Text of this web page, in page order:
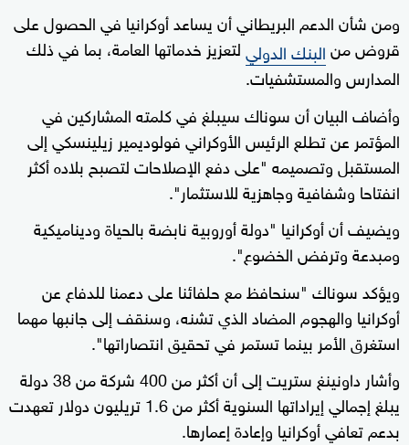
ومن شأن الدعم البريطاني أن يساعد أوكرانيا في الحصول على
قروض منالبنك الدوليلتعزيز خدماتها العامة، بما في ذلك
المدارس والمستشفيات.
وأضاف البيان أن سوناك سيبلغ في كلمته المشاركين في
المؤتمر عن تطلع الرئيس الأوكراني فولوديمير زيلينسكي إلى
المستقبل وتصميمه "على دفع الإصلاحات لتصبح بلاده أكثر
انفتاحا وشفافية وجاهزية للاستثمار".
ويضيف أن أوكرانيا "دولة أوروبية نابضة بالحياة وديناميكية
ومبدعة وترفض الخضوع".
ويؤكد سوناك "سنحافظ مع حلفائنا على دعمنا للدفاع عن
أوكرانيا والهجوم المضاد الذي تشنه، وسنقف إلى جانبها مهما
استغرق الأمر بينما تستمر في تحقيق انتصاراتها".
وأشار داونينغ ستريت إلى أن أكثر من 400 شركة من 38 دولة
يبلغ إجمالي إيراداتها السنوية أكثر من 1.6 تريليون دولار تعهدت
بدعم تعافي أوكرانيا وإعادة إعمارها.